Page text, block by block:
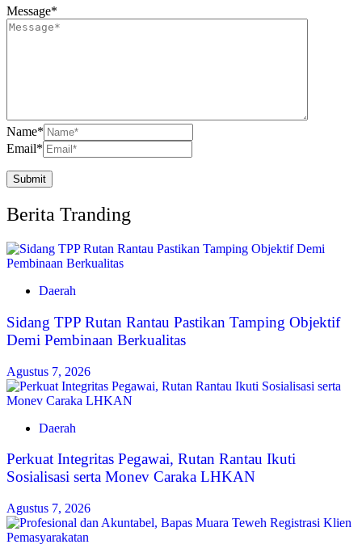
Message*
Name*
Email*
Berita Tranding
Daerah
Sidang TPP Rutan Rantau Pastikan Tamping Objektif
Demi Pembinaan Berkualitas
Agustus 7, 2026
Daerah
Perkuat Integritas Pegawai, Rutan Rantau Ikuti
Sosialisasi serta Monev Caraka LHKAN
Agustus 7, 2026